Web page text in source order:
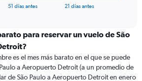
51 días antes 21 días antes
para reservar un vuelo de São
es el mes más barato en el que se puede
a Aeropuerto Detroit (a un promedio de
de São Paulo a Aeropuerto Detroit en enero